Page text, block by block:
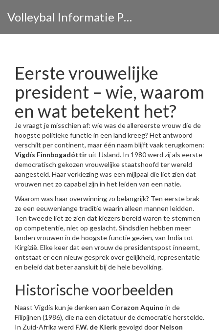
Volleybal Informatie Portaal
Eerste vrouwelijke
president – wie, waarom
en wat betekent het?
Je vraagt je misschien af: wie was de allereerste vrouw die de
hoogste politieke functie in een land kreeg? Het antwoord
verschilt per continent, maar één naam blijft vaak terugkomen:
Vigdís Finnbogadóttiruit IJsland. In 1980 werd zij als eerste
democratisch gekozen vrouwelijke staatshoofd ter wereld
aangesteld. Haar verkiezing was een mijlpaal die liet zien dat
vrouwen net zo capabel zijn in het leiden van een natie.
Waarom was haar overwinning zo belangrijk? Ten eerste brak
ze een eeuwenlange traditie waarin alleen mannen leidden.
Ten tweede liet ze zien dat kiezers bereid waren te stemmen
op competentie, niet op geslacht. Sindsdien hebben meer
landen vrouwen in de hoogste functie gezien, van India tot
Kirgizië. Elke keer dat een vrouw de presidentspost inneemt,
ontstaat er een nieuw gesprek over gelijkheid, representatie
en beleid dat beter aansluit bij de hele bevolking.
Historische voorbeelden
Naast Vigdís kun je denken aan Corazon Aquino in de
Filipijnen (1986), die na een dictatuur de democratie herstelde.
In Zuid-Afrika werd F.W. de Klerk gevolgd door Nelson